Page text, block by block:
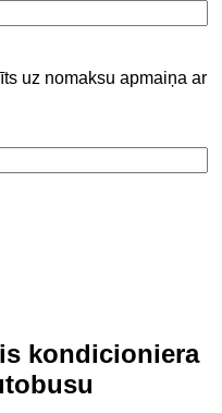
uz nomaksu apmaiņa ar
kondicioniera